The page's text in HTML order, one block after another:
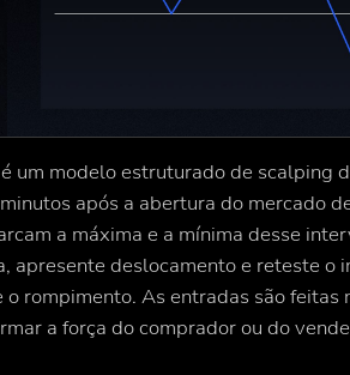
um modelo estruturado de scalping
após a abertura do mercado
a máxima e a mínima desse
apresente deslocamento e reteste o
rompimento. As entradas são feitas
a força do comprador ou do